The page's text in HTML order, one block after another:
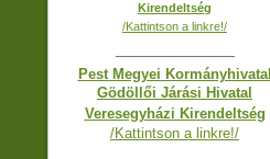
Kirendeltség
/Kattintson a linkre!/
Pest Megyei Kormányhivatal
Gödöllői Járási Hivatal
Veresegyházi Kirendeltség
/Kattintson a linkre!/